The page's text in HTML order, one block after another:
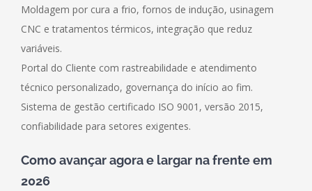
Moldagem por cura a frio, fornos de indução, usinagem
CNC e tratamentos térmicos, integração que reduz
variáveis.
Portal do Cliente com rastreabilidade e atendimento
técnico personalizado, governança do início ao fim.
Sistema de gestão certificado ISO 9001, versão 2015,
confiabilidade para setores exigentes.
Como avançar agora e largar na frente em
2026